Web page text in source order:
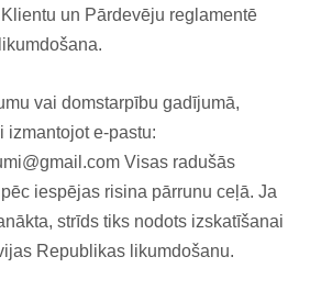
un Pārdevēju reglamentē
vai domstarpību gadījumā,
izmantojot e-pastu:
Visas radušās
iespējas risina pārrunu ceļā. Ja
strīds tiks nodots izskatīšanai
Republikas likumdošanu.